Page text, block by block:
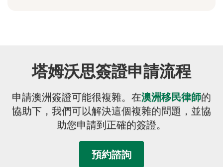
塔姆沃思簽證申請流程
申請澳洲簽證可能很複雜。在澳洲移民律師的
協助下，我們可以解決這個複雜的問題，並協
助您申請到正確的簽證。
預約諮詢